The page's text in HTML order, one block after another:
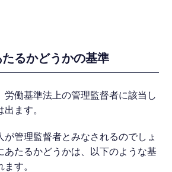
るかどうかの基準
労働基準法上の管理監督者に該当し
ます。
が管理監督者とみなされるのでしょ
あたるかどうかは、以下のような基
す。